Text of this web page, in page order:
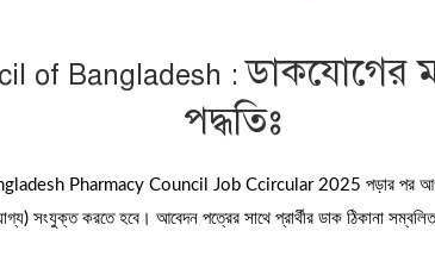
of Bangladesh :ডাকযোগের
পদ্ধতিঃ
Pharmacy Council Job Ccircular 2025 পড়ার পর আগ্রহী
সংযুক্ত করতে হবে। আবেদন পত্রের সাথে প্রার্থীর ডাক ঠিকানা